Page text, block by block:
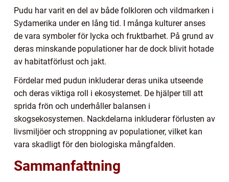
Pudu har varit en del av både folkloren och vildmarken i
Sydamerika under en lång tid. I många kulturer anses
de vara symboler för lycka och fruktbarhet. På grund av
deras minskande populationer har de dock blivit hotade
av habitatförlust och jakt.
Fördelar med pudun inkluderar deras unika utseende
och deras viktiga roll i ekosystemet. De hjälper till att
sprida frön och underhåller balansen i
skogsekosystemen. Nackdelarna inkluderar förlusten av
livsmiljöer och stroppning av populationer, vilket kan
vara skadligt för den biologiska mångfalden.
Sammanfattning